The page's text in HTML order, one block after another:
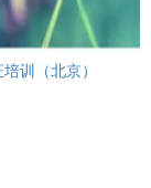
训（北京）